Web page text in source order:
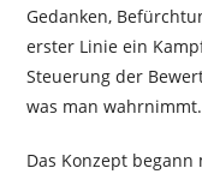
Gedanken,
erster Linie ein
Steuerung der
was man wahrnimmt.
Das Konzept